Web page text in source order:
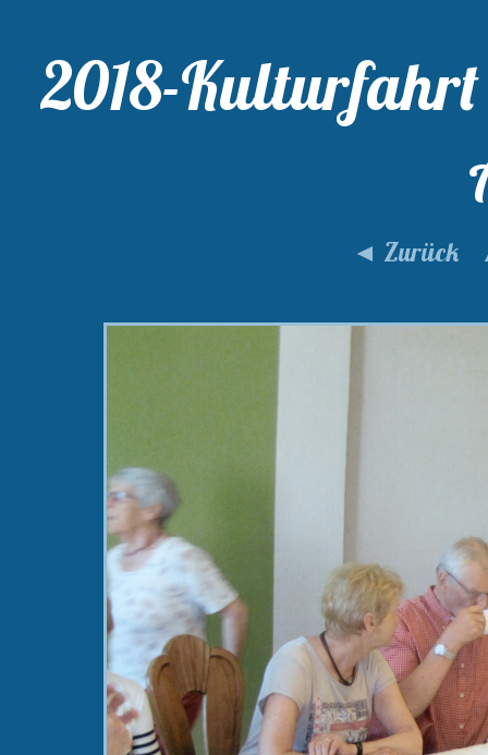
2018-Kulturfahrt
◄ Zurück